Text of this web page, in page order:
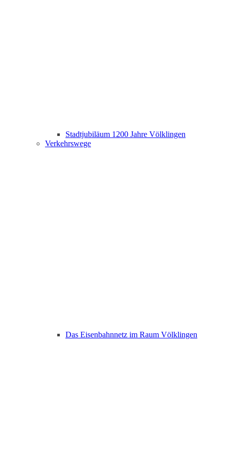
Stadtjubiläum 1200 Jahre Völklingen
Verkehrswege
Das Eisenbahnnetz im Raum Völklingen